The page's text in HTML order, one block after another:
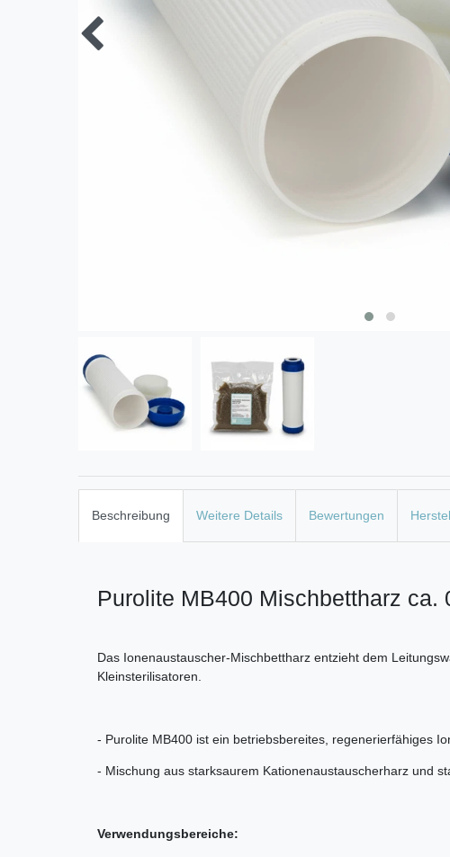
Beschreibung Weitere Details Bewertungen
Purolite MB400 Mischbettharz
Das Ionenaustauscher-Mischbettharz entzieht dem
Kleinsterilisatoren.
- Purolite MB400 ist ein betriebsbereites, regenerierfähiges
- Mischung aus starksaurem Kationenaustauscherharz und
Verwendungsbereiche: